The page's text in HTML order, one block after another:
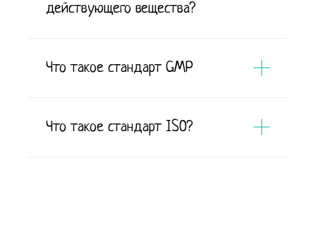
действующего вещества?
Что такое стандарт GMP
Что такое стандарт ISO?